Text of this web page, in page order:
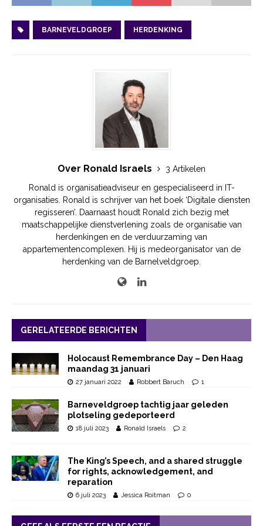
BARNEVELDGROEP HERDENKING
Over Ronald Israels
3 Artikelen
Ronald is organisatieadviseur en gespecialiseerd in IT-
organisaties. Ronald is schrijver van het boek ‘Digitale diensten
regisseren’. Daarnaast houdt Ronald zich bezig met
maatschappelijke dienstverlening zoals de organisatie van
herdenkingen en de verduurzaming van
appartementencomplexen. Hij is medeorganisator van de
herdenking van de Barnelveldgroep.
GERELATEERDE BERICHTEN
Holocaust Remembrance Day – Den Haag
maandag 31 januari
27 januari 2022 Robbert Baruch 1
Barneveldgroep tachtig jaar geleden
plotseling gedeporteerd
18 juli 2023 Ronald Israels 2
The King’s Speech, and a shared struggle
for rights, acknowledgement, and
reparation
6 juli 2023 Jessica Roitman 0